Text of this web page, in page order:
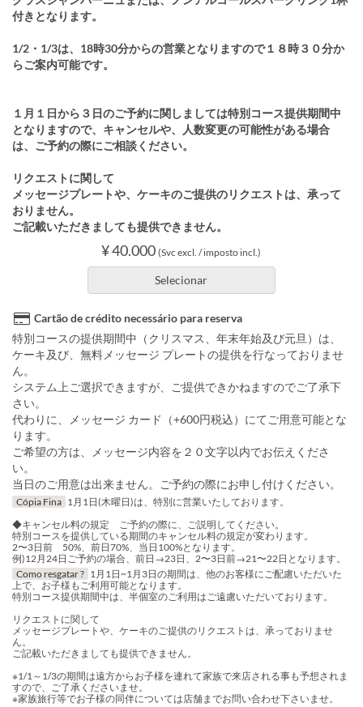
付きとなります。
1/2・1/3は、18時30分からの営業となりますので１８時３０分か
らご案内可能です。
１月１日から３日のご予約に関しましては特別コース提供期間中
となりますので、キャンセルや、人数変更の可能性がある場合
は、ご予約の際にご相談ください。
リクエストに関して
メッセージプレートや、ケーキのご提供のリクエストは、承って
おりません。
ご記載いただきましても提供できません。
¥ 40.000 (Svc excl. / imposto incl.)
Selecionar
Cartão de crédito necessário para reserva
特別コースの提供期間中（クリスマス、年末年始及び元旦）は、
ケーキ及び、無料メッセージ プレートの提供を行なっておりませ
ん。
システム上ご選択できますが、ご提供できかねますのでご了承下
さい。
代わりに、メッセージ カード（+600円税込）にてご用意可能とな
ります。
ご希望の方は、メッセージ内容を２０文字以内でお伝えくださ
い。
当日のご用意は出来ません。ご予約の際にお申し付けください。
Cópia Fina 1月1日(木曜日)は、特別に営業いたしております。
◆キャンセル料の規定 ご予約の際に、ご説明してください。
特別コースを提供している期間のキャンセル料の規定が変わります。
2〜3日前 50%、前日70%、当日100%となります。
例)12月24日ご予約の場合、前日→23日、2〜3日前→21〜22日となります。
Como resgatar ? 1月1日~1月3日の期間は、他のお客様にご配慮いただいた
上で、お子様もご利用可能となります。
特別コース提供期間中は、半個室のご利用はご遠慮いただいております。
リクエストに関して
メッセージプレートや、ケーキのご提供のリクエストは、承っておりませ
ん。
ご記載いただきましても提供できません。
※1/1～1/3の期間は遠方からお子様を連れて家族で来店される事も予想されま
すので、ご了承くださいませ。
※家族旅行等でお子様の同伴については店舗までお問い合わせ下さいませ。